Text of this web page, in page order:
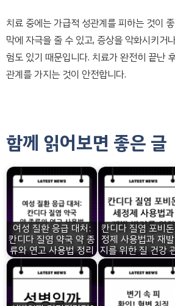
치료 중에는 가급적 성관계를 피하는 것이
막에 자극을 줄 수 있고, 증상을 악화시키거
험도 있기 때문입니다. 치료가 완전히 끝난
관계를 가지는 것이 안전합니다.
함께 읽어보면 좋은 글
여성 질환 응급 대처:
칸디다 질염 약국 약 종
류와 연고 사용법 정리
칸디다 질염 포비
정제 사용법과 재
지를 위한 질 건강